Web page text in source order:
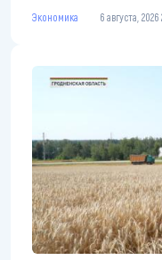
Экономика 6 августа, 2026